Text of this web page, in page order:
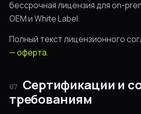
бессрочная лицензия для on-
OEM и White Label.
Полный текст лицензионного
— оферта.
07
Сертификации и
требованиям